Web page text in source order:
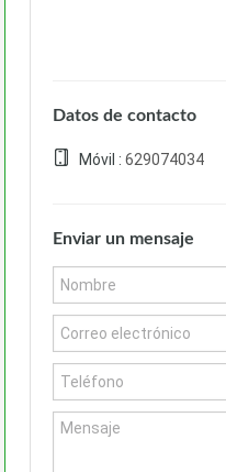
Datos de contacto
Móvil : 629074034
Enviar un mensaje